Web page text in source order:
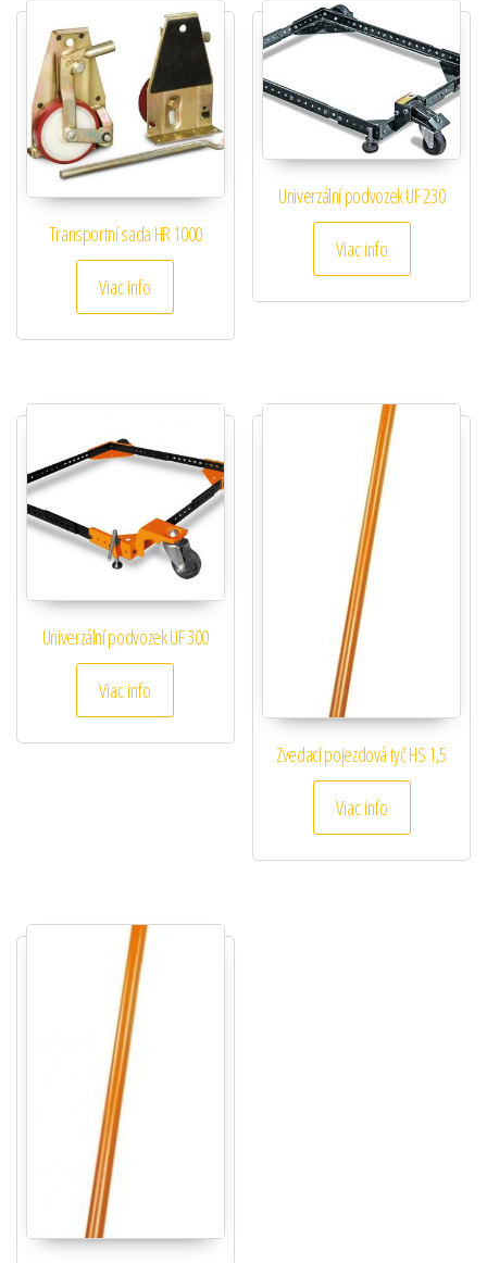
Transportní sada HR 1000
Viac info
Univerzální podvozek UF 230
Viac info
Univerzální podvozek UF 300
Viac info
Zvedací pojezdová tyč HS 1,5
Viac info